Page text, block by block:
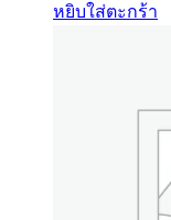
หยิบใส่ตะกร้า